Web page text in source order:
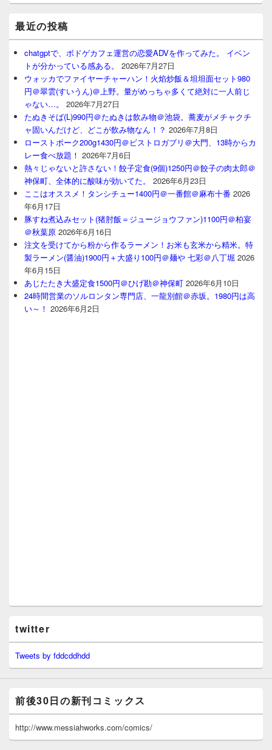
最近の投稿
chatgptで、ボドゲカフェ運営の恋愛ADVを作ってみた。 イベン
トが分かっている感ある。
2026年7月27日
ウォッカでファイヤーチャーハン！火焰炒飯＆坦坦面セット980
円＠翠雲(すいうん)＠上野。量がめっちゃ多くて絶対に一人前じ
ゃない…。
2026年7月27日
たぬきそば(L)990円＠たぬきは飲み物＠池袋。蕎麦がメチャクチ
ャ固いんだけど、どこが飲み物なん！？ 2026年7月8日
ローストポーク200g1430円＠ビストロガブリ＠大門、13時からカ
レー食べ放題！ 2026年7月6日
熱々じゃないと許さない！餃子定食(9個)1250円＠餃子の肉太郎＠
神保町、全体的に酸味が効いてた。
2026年6月23日
ここはオススメ！タンシチュー1400円＠一番館＠麻布十番 2026
年6月17日
豚すね煮込みセット(猪肘飯＝ジュージョウファン)1100円＠柏宴
＠秋葉原 2026年6月16日
注文を受けてから粉から作るラーメン！お米も玄米から精米。特
製ラーメン(醤油)1900円＋大盛り100円＠麺や 七彩＠八丁堀 2026
年6月15日
あじたたき大盛定食1500円＠ひげ勘＠神保町 2026年6月10日
24時間営業のソルロンタン専門店、一龍別館＠赤坂。1980円は高
い～！ 2026年6月2日
twitter
Tweets by fddcddhdd
前後30日の新刊コミックス
http://www.messiahworks.com/comics/